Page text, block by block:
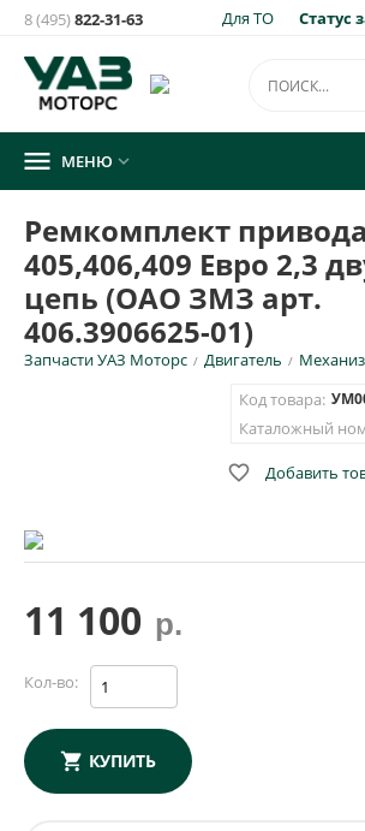
Для ТО Статус
8 (495)822-31-63
 МЕНЮ 
Ремкомплект
405,406,409 Евро 2,3
цепь (ОАО ЗМЗ арт.
406.3906625-01)
Запчасти УАЗ Моторс / Двигатель /
Код товара:
Каталожный
 Добавить
11 100 р.
Кол-во:
КУПИТЬ
Уведомить о появлении на
товара:
Ремкомплект привода ГРМ ЗМЗ
двухрядная цепь (ОАО ЗМЗ арт.
E-mail для уведомления письмом
Номер телефона для SMS уведомления